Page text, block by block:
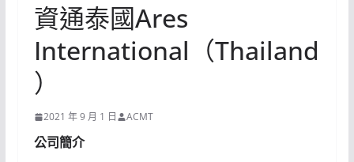
資通泰國Ares
International（Thailand
）
2021 年 9 月 1 日 ACMT
公司簡介